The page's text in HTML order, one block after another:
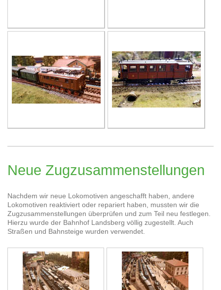
Neue Zugzusammenstellungen
Nachdem wir neue Lokomotiven angeschafft haben, andere
Lokomotiven reaktiviert oder repariert haben, mussten wir die
Zugzusammenstellungen überprüfen und zum Teil neu festlegen.
Hierzu wurde der Bahnhof Landsberg völlig zugestellt. Auch
Straßen und Bahnsteige wurden verwendet.